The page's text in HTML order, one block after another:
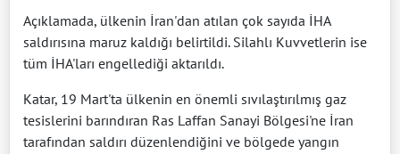
Açıklamada, ülkenin İran'dan atılan çok sayıda İHA
saldırısına maruz kaldığı belirtildi. Silahlı Kuvvetlerin ise
tüm İHA'ları engellediği aktarıldı.
Katar, 19 Mart'ta ülkenin en önemli sıvılaştırılmış gaz
tesislerini barındıran Ras Laffan Sanayi Bölgesi'ne İran
tarafından saldırı düzenlendiğini ve bölgede yangın